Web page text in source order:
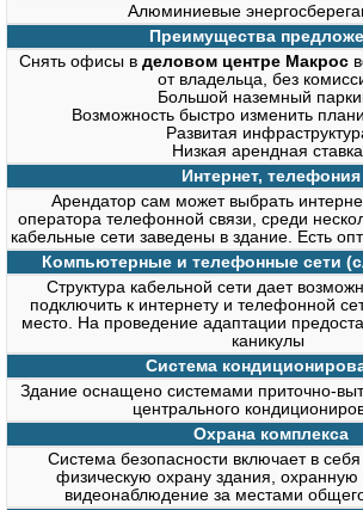
Алюминиевые
Преимущества
Снять офисы в деловом центре Макрос
от владельца, без
Большой наземный
Возможность быстро изменить
Развитая
Низкая арендная ставка
Интернет, телефония
Арендатор сам может выбрать
оператора телефонной связи, среди
кабельные сети заведены в здание. Есть
Компьютерные и телефонные сети
Структура кабельной сети дает
подключить к интернету и телефонной
место. На проведение адаптации
каникулы
Система
Здание оснащено системами приточно-
центрального
Охрана комплекса
Система безопасности включает в себя
физическую охрану здания, охранную
видеонаблюдение за местами